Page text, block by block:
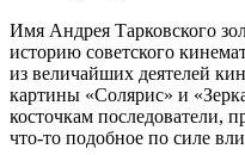
Имя Андрея Тарковского
историю советского
из величайших деятелей
картины «Солярис» и
косточкам последователи,
что-то подобное по силе